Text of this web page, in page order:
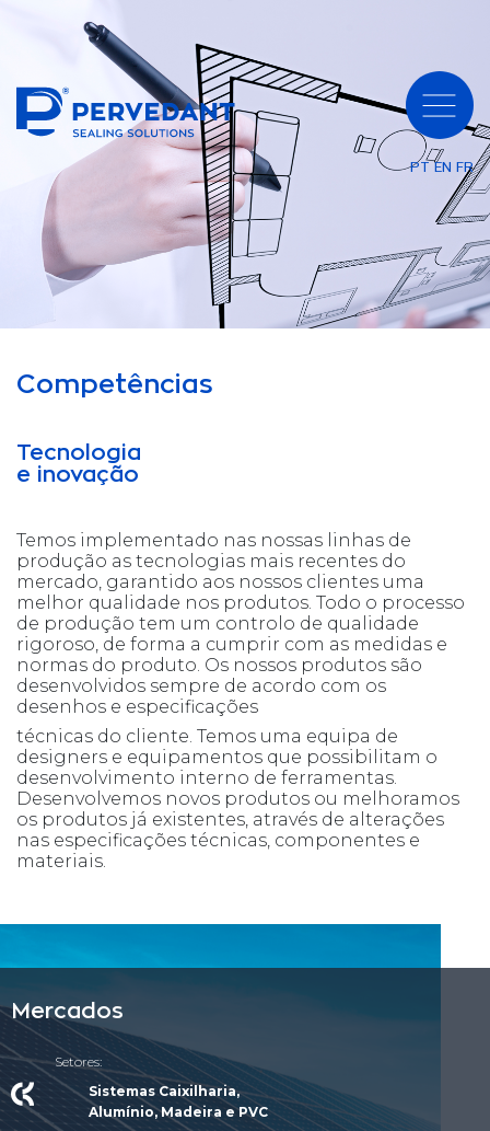
PT EN FR
Competências
Tecnologia
e inovação
Temos implementado nas nossas linhas de
produção as tecnologias mais recentes do
mercado, garantido aos nossos clientes uma
melhor qualidade nos produtos. Todo o processo
de produção tem um controlo de qualidade
rigoroso, de forma a cumprir com as medidas e
normas do produto. Os nossos produtos são
desenvolvidos sempre de acordo com os
desenhos e especificações
técnicas do cliente. Temos uma equipa de
designers e equipamentos que possibilitam o
desenvolvimento interno de ferramentas.
Desenvolvemos novos produtos ou melhoramos
os produtos já existentes, através de alterações
nas especificações técnicas, componentes e
materiais.
Mercados
Setores:
Sistemas Caixilharia,
Alumínio, Madeira e PVC